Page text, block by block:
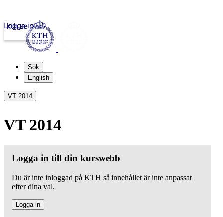
kth.se
Logga in
Sök
English
VT 2014
VT 2014
Logga in till din kurswebb
Du är inte inloggad på KTH så innehållet är inte anpassat
efter dina val.
Logga in